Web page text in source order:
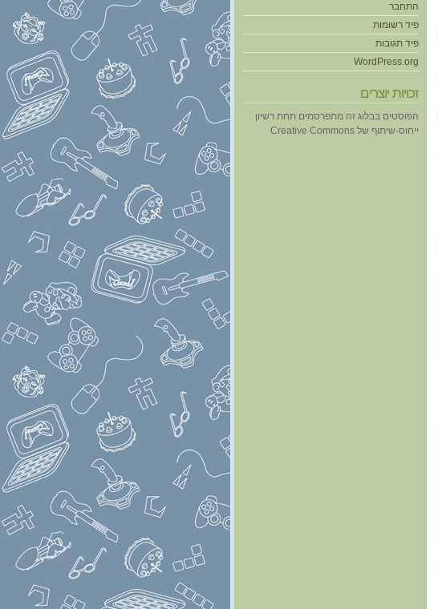
התחבר
פיד רשומות
פיד תגובות
WordPress.org
זכויות יוצרים
הפוסטים בבלוג זה מתפרסמים תחת רשיון
ייחוס-שיתוף של Creative Commons